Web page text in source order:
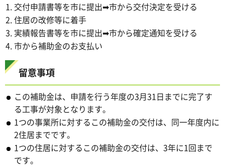
交付申請書等を市に提出➡市から交付決定を受ける
住居の改修等に着手
実績報告書等を市に提出➡市から確定通知を受ける
市から補助金のお支払い
留意事項
この補助金は、申請を行う年度の3月31日までに完了す
る工事が対象となります。
1つの事業所に対するこの補助金の交付は、同一年度内に
2住居までです。
1つの住居に対するこの補助金の交付は、3年に1回まで
です。